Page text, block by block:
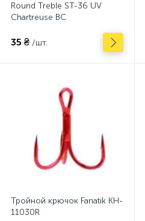
Round Treble ST-36 UV
Chartreuse BC
35 ₴ /шт.
Тройной крючок Fanatik KH-
11030R